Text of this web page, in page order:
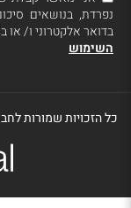
נפרדת, בנושאים
בדואר אלקטרוני ו/ או
השימוש
כל הזכויות שמורות